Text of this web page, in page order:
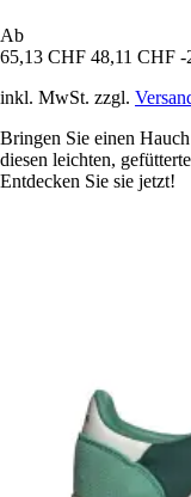
Ab
65,13 CHF 48,11 CHF -
inkl. MwSt. zzgl.
Bringen Sie einen
diesen leichten,
Entdecken Sie sie jetzt!